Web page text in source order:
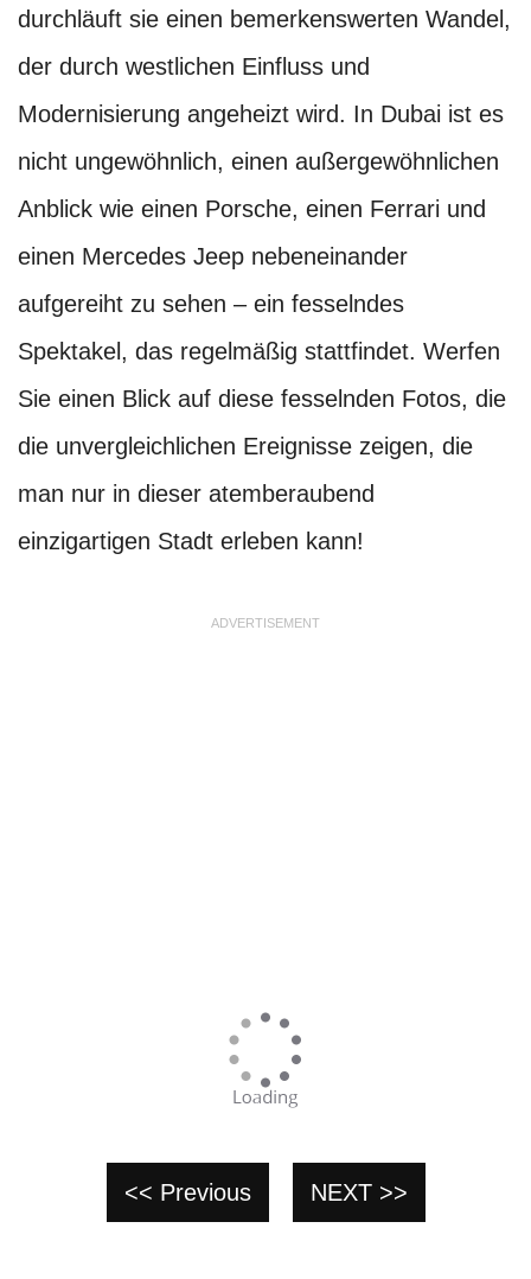
durchläuft sie einen bemerkenswerten Wandel,
der durch westlichen Einfluss und
Modernisierung angeheizt wird. In Dubai ist es
nicht ungewöhnlich, einen außergewöhnlichen
Anblick wie einen Porsche, einen Ferrari und
einen Mercedes Jeep nebeneinander
aufgereiht zu sehen – ein fesselndes
Spektakel, das regelmäßig stattfindet. Werfen
Sie einen Blick auf diese fesselnden Fotos, die
die unvergleichlichen Ereignisse zeigen, die
man nur in dieser atemberaubend
einzigartigen Stadt erleben kann!
ADVERTISEMENT
<< Previous NEXT >>